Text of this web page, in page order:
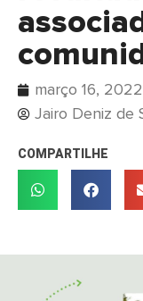
março 16, 2022
Jairo Deniz de
COMPARTILHE